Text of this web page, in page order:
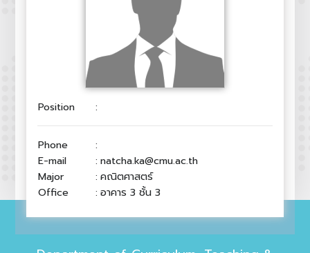
Position :
Phone
:
E-mail
: natcha.ka@cmu.ac.th
Major
: คณิตศาสตร์
Office
: อาคาร 3 ชั้น 3